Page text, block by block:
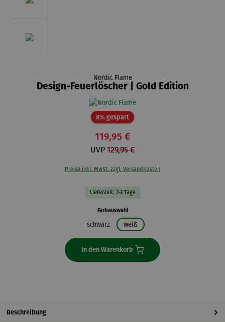
Nordic Flame
Design-Feuerlöscher | Gold Edition
8% gespartRabatt
119,95 €
UVP 129,95 €
Preise inkl. MwSt. zzgl. Versandkosten
Lieferzeit: 2-3 Tage
Farbauswahlauswählen
schwarz weiß
In den Warenkorb
Beschreibung